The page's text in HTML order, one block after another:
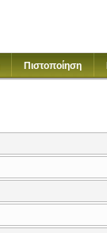
Πιστοποίηση